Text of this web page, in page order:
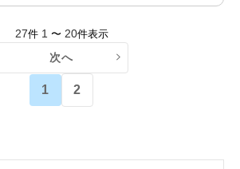
27件 1 〜 20件表示
次へ
1 2